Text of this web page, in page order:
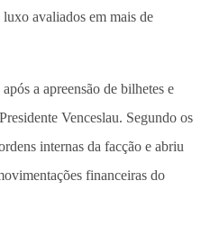
avaliados em mais de
a apreensão de bilhetes e
Venceslau. Segundo os
internas da facção e abriu
financeiras do